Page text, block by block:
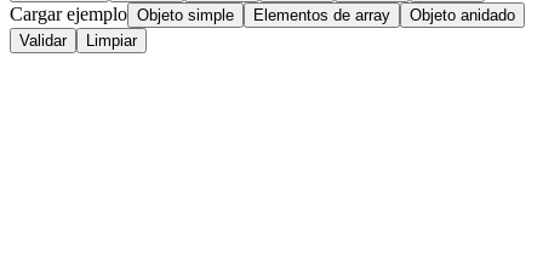
Cargar ejemplo Objeto simple Elementos de array
Objeto anidado
Validar
Limpiar